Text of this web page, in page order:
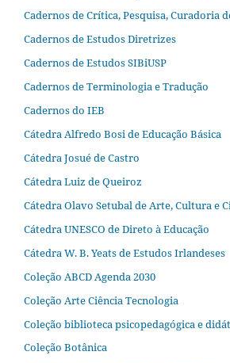
Cadernos de Crítica, Pesquisa, Curadoria
Cadernos de Estudos Diretrizes
Cadernos de Estudos SIBiUSP
Cadernos de Terminologia e Tradução
Cadernos do IEB
Cátedra Alfredo Bosi de Educação Básica
Cátedra Josué de Castro
Cátedra Luiz de Queiroz
Cátedra Olavo Setubal de Arte, Cultura e
Cátedra UNESCO de Direto à Educação
Cátedra W. B. Yeats de Estudos Irlandeses
Coleção ABCD Agenda 2030
Coleção Arte Ciência Tecnologia
Coleção biblioteca psicopedagógica e
Coleção Botânica